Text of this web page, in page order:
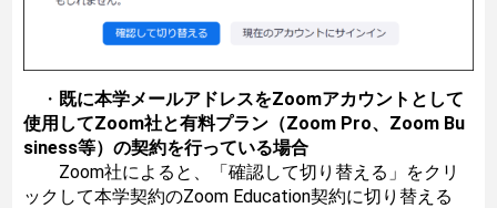
・ 既に本学メールアドレスをZoomアカウントとして
使用してZoom社と有料プラン（Zoom Pro、Zoom Bu
siness等）の契約を行っている場合
Zoom社によると、「確認して切り替える」をクリ
ックして本学契約のZoom Education契約に切り替える